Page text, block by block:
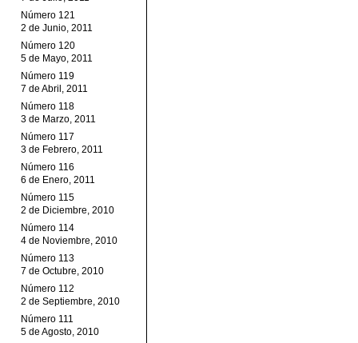
Número 121
2 de Junio, 2011
Número 120
5 de Mayo, 2011
Número 119
7 de Abril, 2011
Número 118
3 de Marzo, 2011
Número 117
3 de Febrero, 2011
Número 116
6 de Enero, 2011
Número 115
2 de Diciembre, 2010
Número 114
4 de Noviembre, 2010
Número 113
7 de Octubre, 2010
Número 112
2 de Septiembre, 2010
Número 111
5 de Agosto, 2010